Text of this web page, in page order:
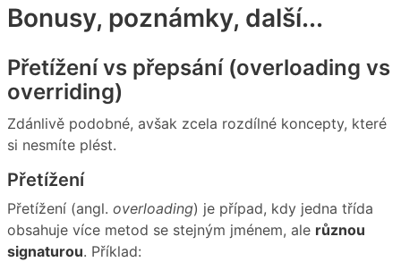
Bonusy, poznámky, další...
Přetížení vs přepsání (overloading vs
overriding)
Zdánlivě podobné, avšak zcela rozdílné koncepty, které
si nesmíte plést.
Přetížení
Přetížení (angl. overloading) je případ, kdy jedna třída
obsahuje více metod se stejným jménem, ale různou
signaturou. Příklad: